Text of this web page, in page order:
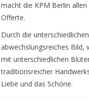
macht die KPM Berlin
Offerte.
Durch die
abwechslungsreiches
mit unterschiedlichen
traditionsreicher
Liebe und das Schöne.